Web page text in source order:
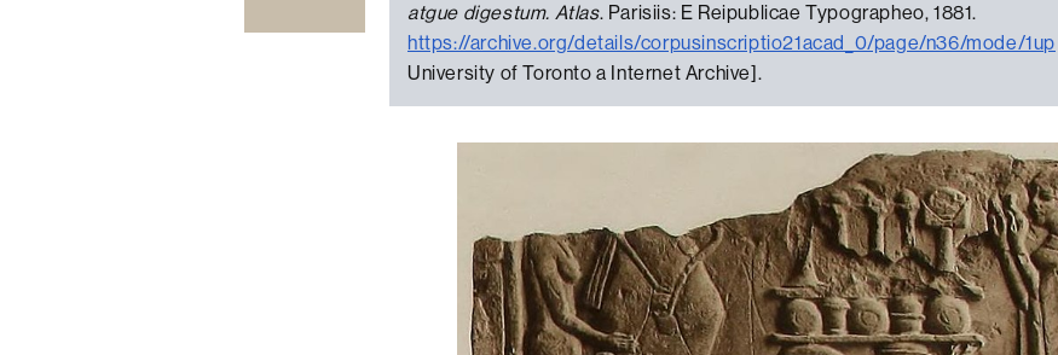
atgue digestum. Atlas. Parisiis: E Reipublicae Typographeo, 1881.
https://archive.org/details/corpusinscriptio21acad_0/page/n36/mode/1up
University of Toronto a Internet Archive].